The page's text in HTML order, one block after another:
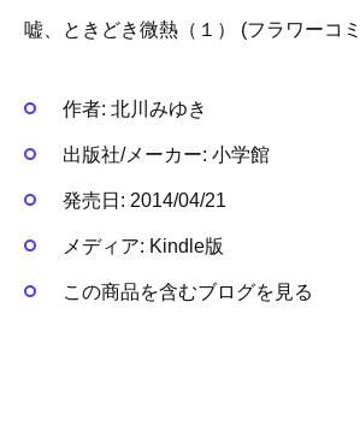
嘘、ときどき微熱（１） (フラワーコ
作者: 北川みゆき
出版社/メーカー: 小学館
発売日: 2014/04/21
メディア: Kindle版
この商品を含むブログを見る